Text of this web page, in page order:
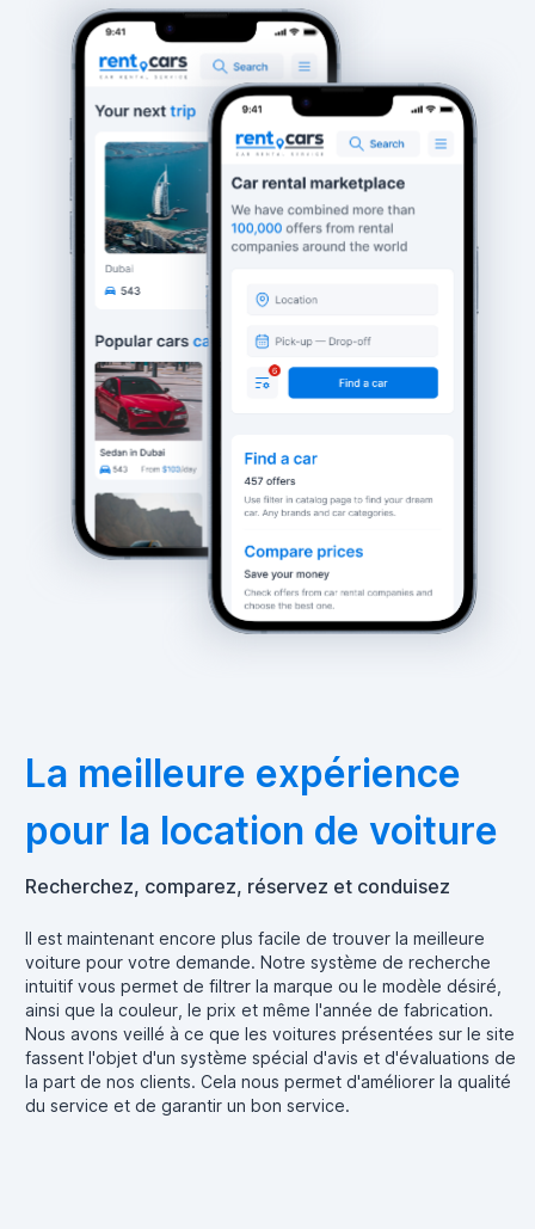
La meilleure expérience
pour la location de voiture
Recherchez, comparez, réservez et conduisez
Il est maintenant encore plus facile de trouver la meilleure
voiture pour votre demande. Notre système de recherche
intuitif vous permet de filtrer la marque ou le modèle désiré,
ainsi que la couleur, le prix et même l'année de fabrication.
Nous avons veillé à ce que les voitures présentées sur le site
fassent l'objet d'un système spécial d'avis et d'évaluations de
la part de nos clients. Cela nous permet d'améliorer la qualité
du service et de garantir un bon service.